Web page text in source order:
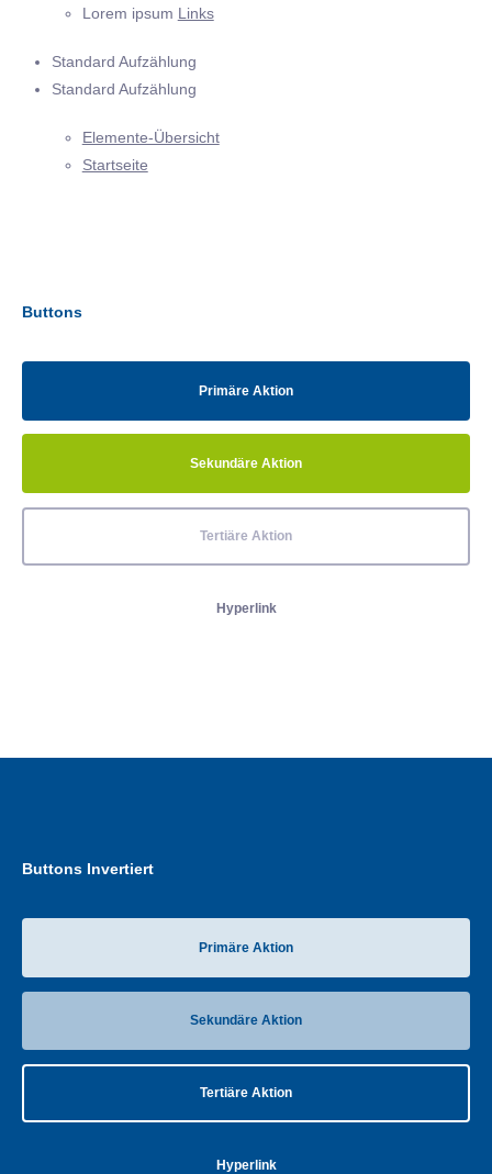
Lorem ipsum Links
Standard Aufzählung
Standard Aufzählung
Elemente-Übersicht
Startseite
Buttons
Primäre Aktion
Sekundäre Aktion
Tertiäre Aktion
Hyperlink
Buttons Invertiert
Primäre Aktion
Sekundäre Aktion
Tertiäre Aktion
Hyperlink